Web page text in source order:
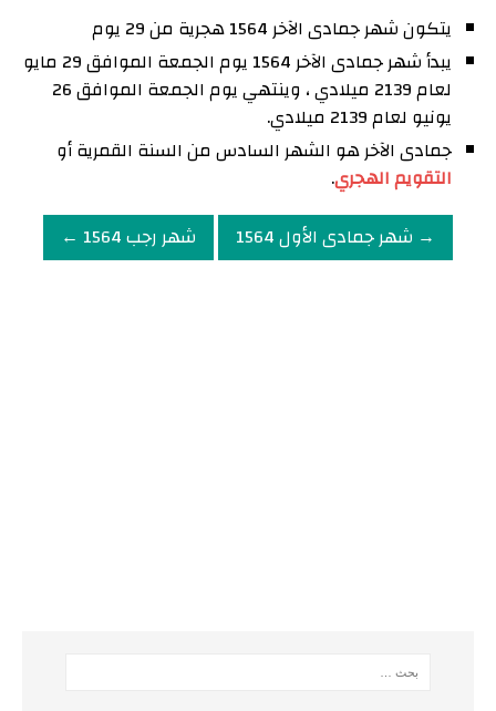
يتكون شهر جمادى الآخر 1564 هجرية من 29 يوم
يبدأ شهر جمادى الآخر 1564 يوم الجمعة الموافق 29 مايو
لعام 2139 ميلادي ، وينتهي يوم الجمعة الموافق 26
يونيو لعام 2139 ميلادي.
جمادى الآخر هو الشهر السادس من السنة القمرية أو
التقويم الهجري.
→ شهر جمادى الأول 1564
شهر رجب 1564 ←